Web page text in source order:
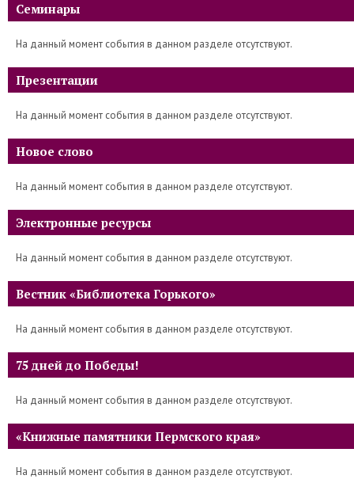
Семинары
На данный момент события в данном разделе отсутствуют.
Презентации
На данный момент события в данном разделе отсутствуют.
Новое слово
На данный момент события в данном разделе отсутствуют.
Электронные ресурсы
На данный момент события в данном разделе отсутствуют.
Вестник «Библиотека Горького»
На данный момент события в данном разделе отсутствуют.
75 дней до Победы!
На данный момент события в данном разделе отсутствуют.
«Книжные памятники Пермского края»
На данный момент события в данном разделе отсутствуют.